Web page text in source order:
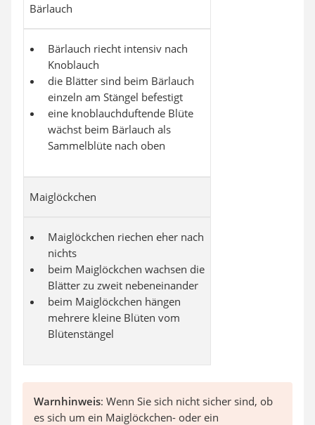
Bärlauch
Bärlauch riecht intensiv nach
Knoblauch
die Blätter sind beim Bärlauch
einzeln am Stängel befestigt
eine knoblauchduftende Blüte
wächst beim Bärlauch als
Sammelblüte nach oben
Maiglöckchen
Maiglöckchen riechen eher nach
nichts
beim Maiglöckchen wachsen die
Blätter zu zweit nebeneinander
beim Maiglöckchen hängen
mehrere kleine Blüten vom
Blütenstängel
Warnhinweis: Wenn Sie sich nicht sicher sind, ob
es sich um ein Maiglöckchen- oder ein